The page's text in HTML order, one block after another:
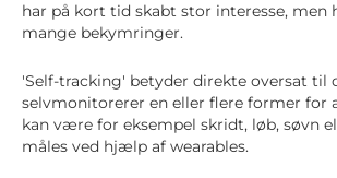
har på kort tid skabt stor interesse, men
mange bekymringer.
'Self-tracking' betyder direkte oversat til
selvmonitorerer en eller flere former for
kan være for eksempel skridt, løb, søvn
måles ved hjælp af wearables.